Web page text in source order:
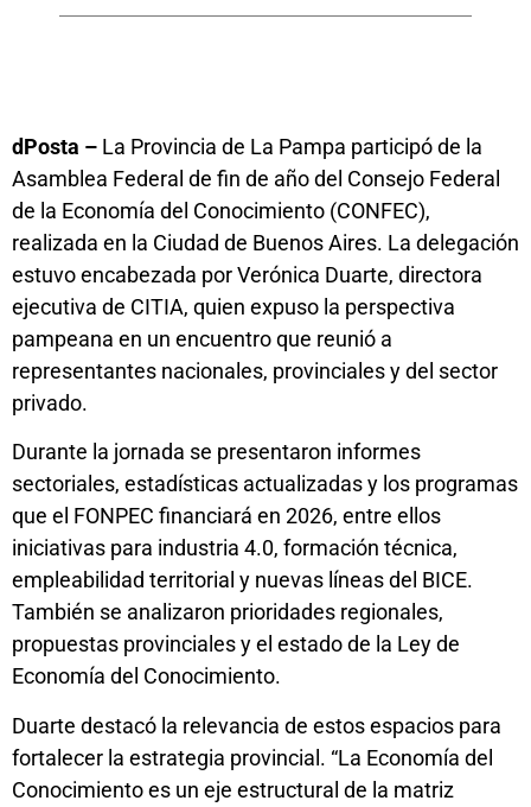
dPosta – La Provincia de La Pampa participó de la
Asamblea Federal de fin de año del Consejo Federal
de la Economía del Conocimiento (CONFEC),
realizada en la Ciudad de Buenos Aires. La delegación
estuvo encabezada por Verónica Duarte, directora
ejecutiva de CITIA, quien expuso la perspectiva
pampeana en un encuentro que reunió a
representantes nacionales, provinciales y del sector
privado.
Durante la jornada se presentaron informes
sectoriales, estadísticas actualizadas y los programas
que el FONPEC financiará en 2026, entre ellos
iniciativas para industria 4.0, formación técnica,
empleabilidad territorial y nuevas líneas del BICE.
También se analizaron prioridades regionales,
propuestas provinciales y el estado de la Ley de
Economía del Conocimiento.
Duarte destacó la relevancia de estos espacios para
fortalecer la estrategia provincial. “La Economía del
Conocimiento es un eje estructural de la matriz